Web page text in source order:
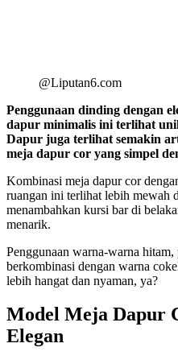
@Liputan6.com
Penggunaan dinding dengan
dapur minimalis ini terlihat
Dapur juga terlihat semakin
meja dapur cor yang simpel
Kombinasi meja dapur cor
ruangan ini terlihat lebih mewah
menambahkan kursi bar di
menarik.
Penggunaan warna-warna
berkombinasi dengan warna
lebih hangat dan nyaman, ya?
Model Meja Dapur
Elegan